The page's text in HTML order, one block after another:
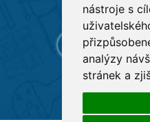
nástroje s
analýzy
stránek a